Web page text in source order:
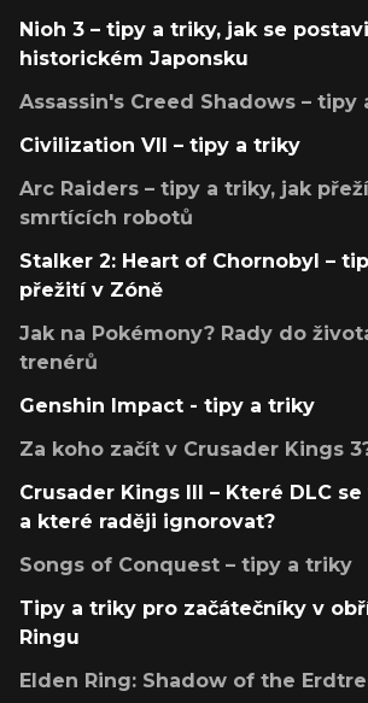
Nioh 3 – tipy a triky, jak se
historickém Japonsku
Assassin's Creed Shadows – tipy
Civilization VII – tipy a triky
Arc Raiders – tipy a triky, jak
smrtících robotů
Stalker 2: Heart of Chornobyl –
přežití v Zóně
Jak na Pokémony? Rady do
trenérů
Genshin Impact - tipy a triky
Za koho začít v Crusader Kings
Crusader Kings III – Které DLC
a které raději ignorovat?
Songs of Conquest – tipy a triky
Tipy a triky pro začátečníky v
Ringu
Elden Ring: Shadow of the